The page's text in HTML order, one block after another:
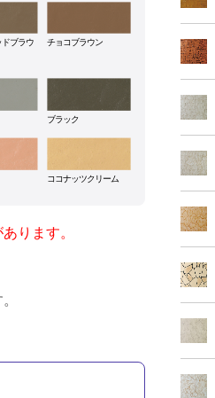
ドブラウ
チョコブラウン
ブラック
ココナッツクリーム
ります。